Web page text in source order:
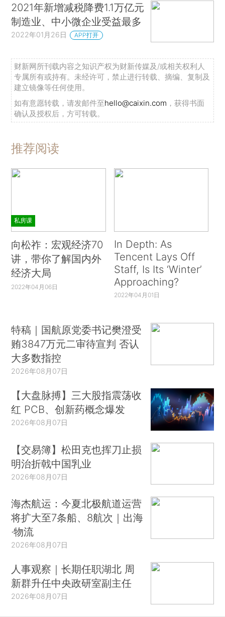
步凸显。2022年政策定位仍需以稳为主，优化结
构，强化就业优先导向，加强支持小微企业，降低
企业融资成本，及时回应市场关切，增强政策可预
期性。■
相关报道：
财新PMI分析｜疫情反复致制造业景气回落 通
胀回升就业承压
【财新PMI】2022年1月财新中国制造业PMI
报告
【财新PMI】王喆：财新中国制造业PMI录得
2021年新增减税降费1.1万亿元
制造业、中小微企业受益最多
2022年01月26日 APP打开
财新网所刊载内容之知识产权为财新传媒及/或相关权利人
专属所有或持有。未经许可，禁止进行转载、摘编、复制及
建立镜像等任何使用。
如有意愿转载，请发邮件至hello@caixin.com ，获得书面
确认及授权后，方可转载。
推荐阅读
私房课
向松祚：宏观经济70
讲，带你了解国内外
经济大局
2022年04月06日
In Depth: As
Tencent Lays Off
Staff, Is Its ‘Winter’
Approaching?
2022年04月01日
特稿｜国航原党委书记樊澄受
贿3847万元二审待宣判 否认
大多数指控
2026年08月07日
【大盘脉搏】三大股指震荡收
红 PCB、创新药概念爆发
2026年08月07日
【交易簿】松田克也挥刀止损
明治折戟中国乳业
2026年08月07日
海杰航运：今夏北极航道运营
将扩大至7条船、8航次｜出海
·物流
2026年08月07日
人事观察｜长期任职湖北 周
新群升任中央政研室副主任
2026年08月07日